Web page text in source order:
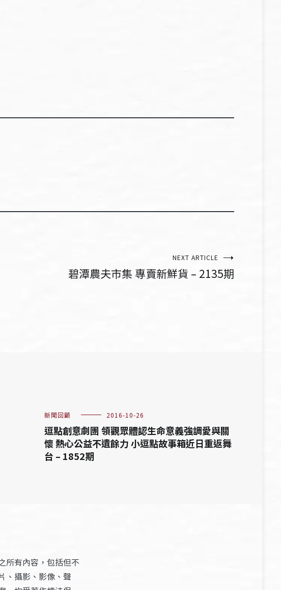
NEXT ARTICLE
碧潭農夫市集 專賣新鮮貨 – 2135期
新聞回顧 2016-10-26
逗點創意劇團 領觀眾體認生命意義強調愛與關
懷 熱心公益不遺餘力 小逗點故事箱近日重返舞
台 – 1852期
所有內容，包括但不
、攝影、影像、聲